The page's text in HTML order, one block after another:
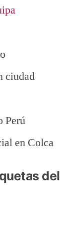
ciudad
Perú
en Colca
del